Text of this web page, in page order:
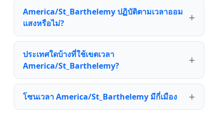
America/St_Barthelemy ปฏิบัติตามเวลาออม
แสงหรือไม่?
ประเทศใดบ้างที่ใช้เขตเวลา
America/St_Barthelemy?
โซนเวลา America/St_Barthelemy มีกี่เมือง